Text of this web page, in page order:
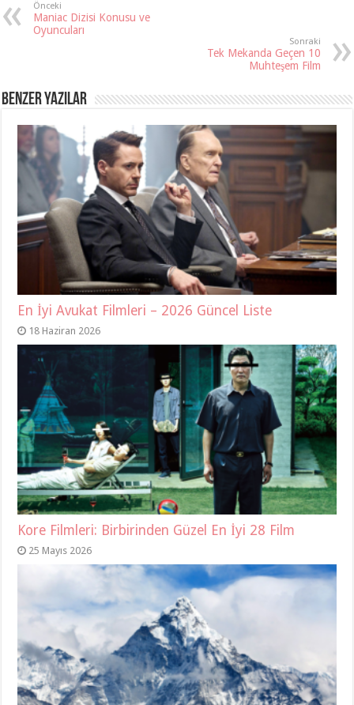
Önceki
Maniac Dizisi Konusu ve
Oyuncuları
Sonraki
Tek Mekanda Geçen 10
Muhteşem Film
Benzer Yazılar
En İyi Avukat Filmleri – 2026 Güncel Liste
18 Haziran 2026
Kore Filmleri: Birbirinden Güzel En İyi 28 Film
25 Mayıs 2026